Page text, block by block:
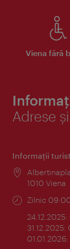
Viena fără
Adrese
Informaţii
Locul:
1010 Viena
Program:
Zilnic